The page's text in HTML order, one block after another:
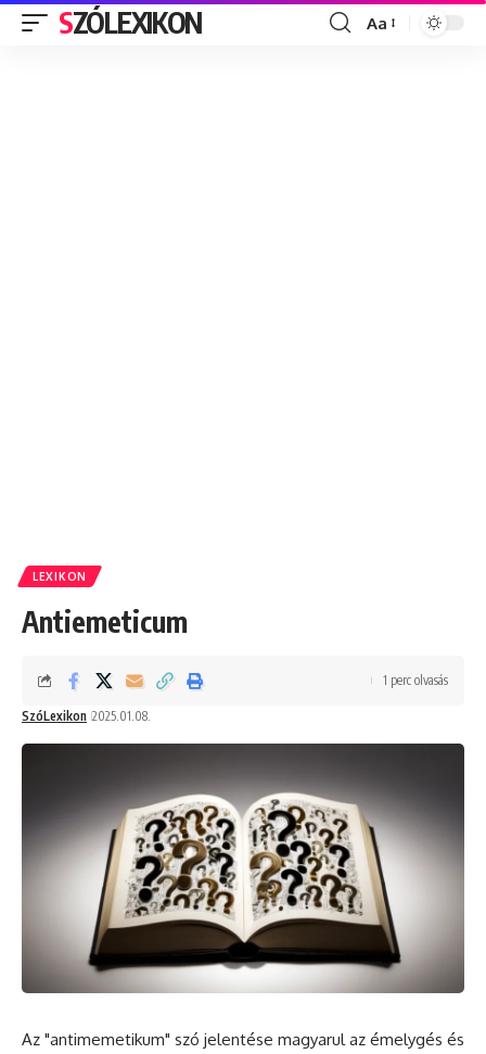
SZÓLEXIKON
Font
Aa
LEXIKON
Antiemeticum
SzóLexikon 2025.01.08.
1 perc olvasás
Az "antimemetikum" szó jelentése magyarul az émelygés és